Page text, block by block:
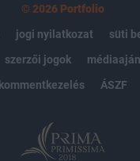
© 2026 Portfolio
jogi nyilatkozat
süti
szerzői jogok
kommentkezelés
ÁSZF